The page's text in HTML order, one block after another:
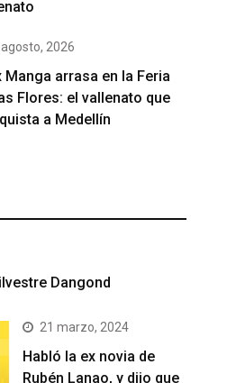
2026
Manga arrasa en la Feria
Flores: el vallenato que
a Medellín
Dangond
21 marzo, 2024
Habló la ex novia de
Rubén Lanao, y dijo que